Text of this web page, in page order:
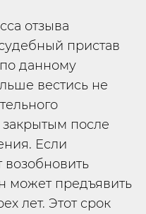
отзыва
пристав
данному
вестись не
закрытым после
Если
возобновить
может предъявить
лет. Этот срок